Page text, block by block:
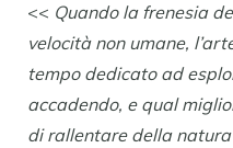
<< Quando la frenesia
velocità non umane,
tempo dedicato ad
accadendo, e qual
di rallentare della